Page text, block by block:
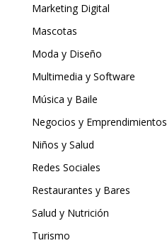
Marketing Digital
Mascotas
Moda y Diseño
Multimedia y Software
Música y Baile
Negocios y Emprendimientos
Niños y Salud
Redes Sociales
Restaurantes y Bares
Salud y Nutrición
Turismo